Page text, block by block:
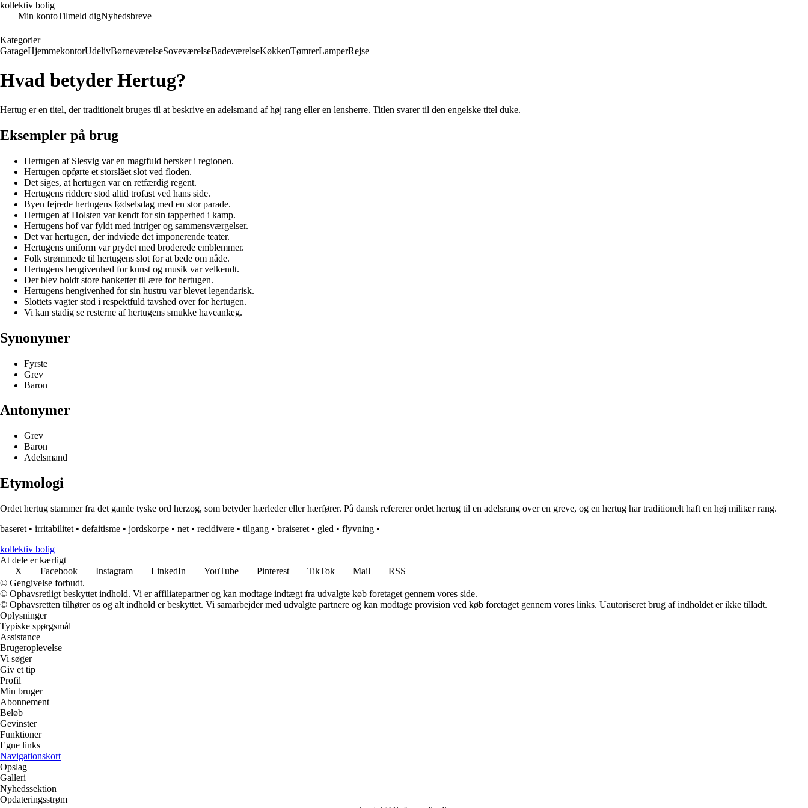
kollektiv bolig
Min kontoTilmeld digNyhedsbreve
Kategorier
GarageHjemmekontorUdelivBørneværelseSoveværelseBadeværelseKøkkenTømrerLamperRejse
Hvad betyder Hertug?
Hertug er en titel, der traditionelt bruges til at beskrive en adelsmand af høj rang eller en lensherre. Titlen svarer til den engelske titel duke.
Eksempler på brug
Hertugen af ​​Slesvig var en magtfuld hersker i regionen.
Hertugen opførte et storslået slot ved floden.
Det siges, at hertugen var en retfærdig regent.
Hertugens riddere stod altid trofast ved hans side.
Byen fejrede hertugens fødselsdag med en stor parade.
Hertugen af ​​Holsten var kendt for sin tapperhed i kamp.
Hertugens hof var fyldt med intriger og sammensværgelser.
Det var hertugen, der indviede det imponerende teater.
Hertugens uniform var prydet med broderede emblemmer.
Folk strømmede til hertugens slot for at bede om nåde.
Hertugens hengivenhed for kunst og musik var velkendt.
Der blev holdt store banketter til ære for hertugen.
Hertugens hengivenhed for sin hustru var blevet legendarisk.
Slottets vagter stod i respektfuld tavshed over for hertugen.
Vi kan stadig se resterne af hertugens smukke haveanlæg.
Synonymer
Fyrste
Grev
Baron
Antonymer
Grev
Baron
Adelsmand
Etymologi
Ordet hertug stammer fra det gamle tyske ord herzog, som betyder hærleder eller hærfører. På dansk refererer ordet hertug til en adelsrang over en greve, og en hertug har traditionelt haft en høj militær rang.
baseret • irritabilitet • defaitisme • jordskorpe • net • recidivere • tilgang • braiseret • gled • flyvning •
kollektiv bolig
At dele er kærligt
X
Facebook Instagram LinkedIn YouTube Pinterest TikTok Mail
RSS
© Gengivelse forbudt.
© Ophavsretligt beskyttet indhold. Vi er affiliatepartner og kan modtage indtægt fra udvalgte køb foretaget gennem vores side.
© Ophavsretten tilhører os og alt indhold er beskyttet. Vi samarbejder med udvalgte partnere og kan modtage provision ved køb foretaget gennem vores links. Uautoriseret brug af indholdet er ikke tilladt.
Oplysninger
Typiske spørgsmål
Assistance
Brugeroplevelse
Vi søger
Giv et tip
Profil
Min bruger
Abonnement
Beløb
Gevinster
Funktioner
Egne links
Navigationskort
Opslag
Galleri
Nyhedssektion
Opdateringsstrøm